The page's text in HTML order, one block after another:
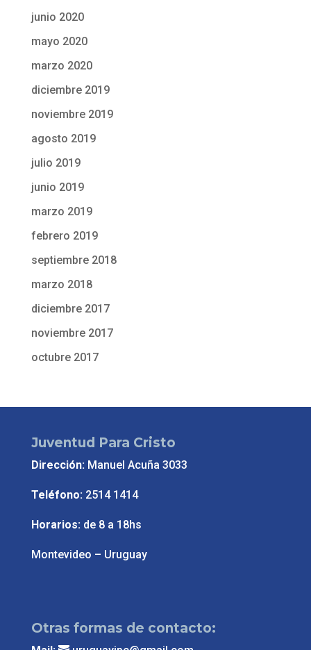
junio 2020
mayo 2020
marzo 2020
diciembre 2019
noviembre 2019
agosto 2019
julio 2019
junio 2019
marzo 2019
febrero 2019
septiembre 2018
marzo 2018
diciembre 2017
noviembre 2017
octubre 2017
Juventud Para Cristo
Dirección: Manuel Acuña 3033
Teléfono:2514 1414
Horarios:de 8 a 18hs
Montevideo – Uruguay
Otras formas de contacto: